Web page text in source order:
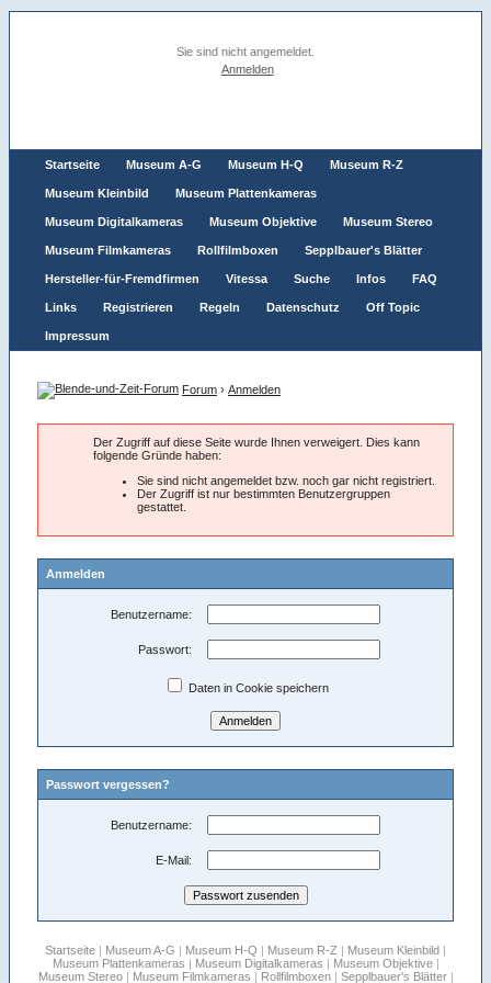
Sie sind nicht angemeldet.
Anmelden
Startseite Museum A-G Museum H-Q Museum R-Z
Museum Kleinbild Museum Plattenkameras
Museum Digitalkameras Museum Objektive Museum Stereo
Museum Filmkameras Rollfilmboxen Sepplbauer's Blätter
Hersteller-für-Fremdfirmen Vitessa Suche Infos FAQ
Links Registrieren Regeln Datenschutz Off Topic
Impressum
Forum › Anmelden
Der Zugriff auf diese Seite wurde Ihnen verweigert. Dies kann
folgende Gründe haben:
Sie sind nicht angemeldet bzw. noch gar nicht registriert.
Der Zugriff ist nur bestimmten Benutzergruppen
gestattet.
Anmelden
Benutzername:
Passwort:
Daten in Cookie speichern
Passwort vergessen?
Benutzername:
E-Mail:
Startseite Museum A-G Museum H-Q Museum R-Z Museum Kleinbild
Museum Plattenkameras
Museum Digitalkameras Museum Objektive|
Museum Stereo| Museum Filmkameras Rollfilmboxen| Sepplbauer's Blätter|